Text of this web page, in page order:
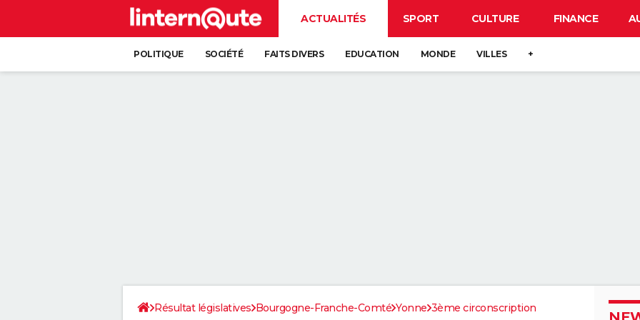
ACTUALITÉS SPORT CULTURE FINANCE
POLITIQUE SOCIÉTÉ FAITS DIVERS EDUCATION MONDE VILLES +
Résultat législatives Bourgogne-Franche-Comté Yonne 3ème circonscription